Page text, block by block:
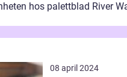
hos palettblad River
08 april 2024